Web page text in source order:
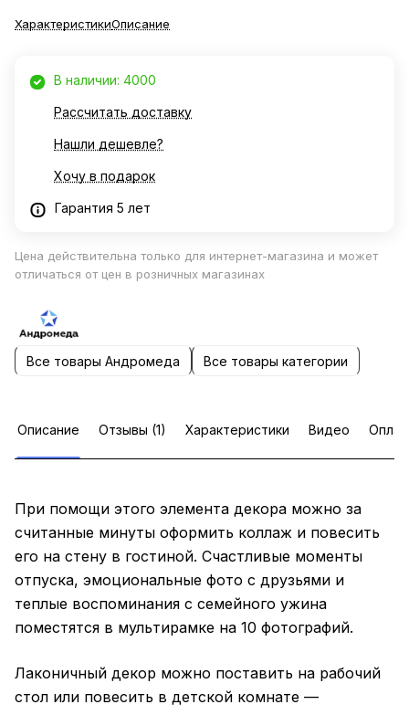
ХарактеристикиОписание
В наличии: 4000
Рассчитать доставку
Нашли дешевле?
Хочу в подарок
Гарантия 5 лет
Цена действительна только для интернет-магазина и может
отличаться от цен в розничных магазинах
Все товары Андромеда Все товары категории
Описание Отзывы (1) Характеристики Видео
При помощи этого элемента декора можно за
считанные минуты оформить коллаж и повесить
его на стену в гостиной. Счастливые моменты
отпуска, эмоциональные фото с друзьями и
теплые воспоминания с семейного ужина
поместятся в мультирамке на 10 фотографий.
Лаконичный декор можно поставить на рабочий
стол или повесить в детской комнате —